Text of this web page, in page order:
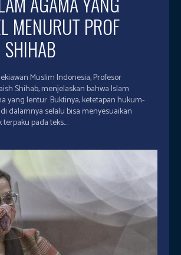
MENURUT PROF
Muslim Indonesia, Profesor
Shihab, menjelaskan bahwa Islam
ketetapan hukum-
dalamnya selalu bisa menyesuaikan
pada teks....